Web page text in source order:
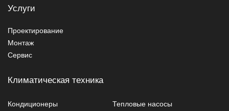
Услуги
Проектирование
Монтаж
Сервис
Климатическая техника
Кондиционеры
Тепловые насосы